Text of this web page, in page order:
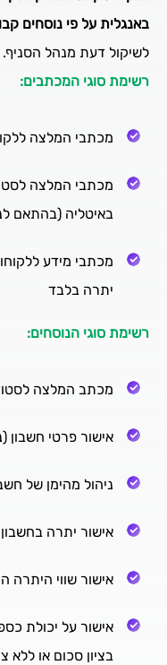
באנגלית על פי נוסחים
לשיקול דעת מנהל הסניף.
רשימת סוגי המכתבים:
מכתבי המלצה
מכתבי המלצה
באיטליה (בהתאם
מכתבי מידע
יתרה בלבד
רשימת סוגי הנוסחים:
מכתב המלצה
אישור פרטי
ניהול מהימן של
אישור יתרה
אישור שווי היתרה
אישור על יכולת
בציון סכום או ללא